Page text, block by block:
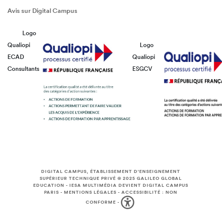
Avis sur Digital Campus
Logo
Qualiopi
ECAD
Consultants
Logo
Qualiopi
ESGCV
DIGITAL CAMPUS, ÉTABLISSEMENT D'ENSEIGNEMENT
SUPÉRIEUR TECHNIQUE PRIVÉ © 2025GALILEO GLOBAL
EDUCATION -IESA MULTIMÉDIA DEVIENT DIGITAL CAMPUS
PARIS -MENTIONS LÉGALES -ACCESSIBILITÉ : NON
CONFORME -